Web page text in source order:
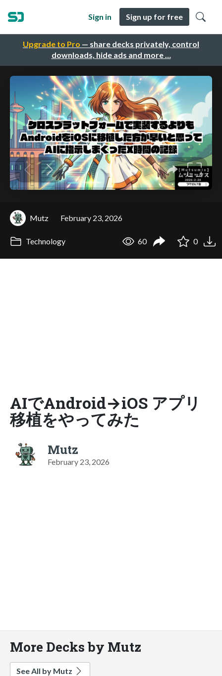
Upgrade to Pro — share decks privately, control
downloads, hide ads and more …
Sign in Sign up for free
Mutz February 23, 2026
Technology 60 0
AIでAndroid→iOS アプリ
移植をやってみた
Mutz
February 23, 2026
More Decks by Mutz
See All by Mutz